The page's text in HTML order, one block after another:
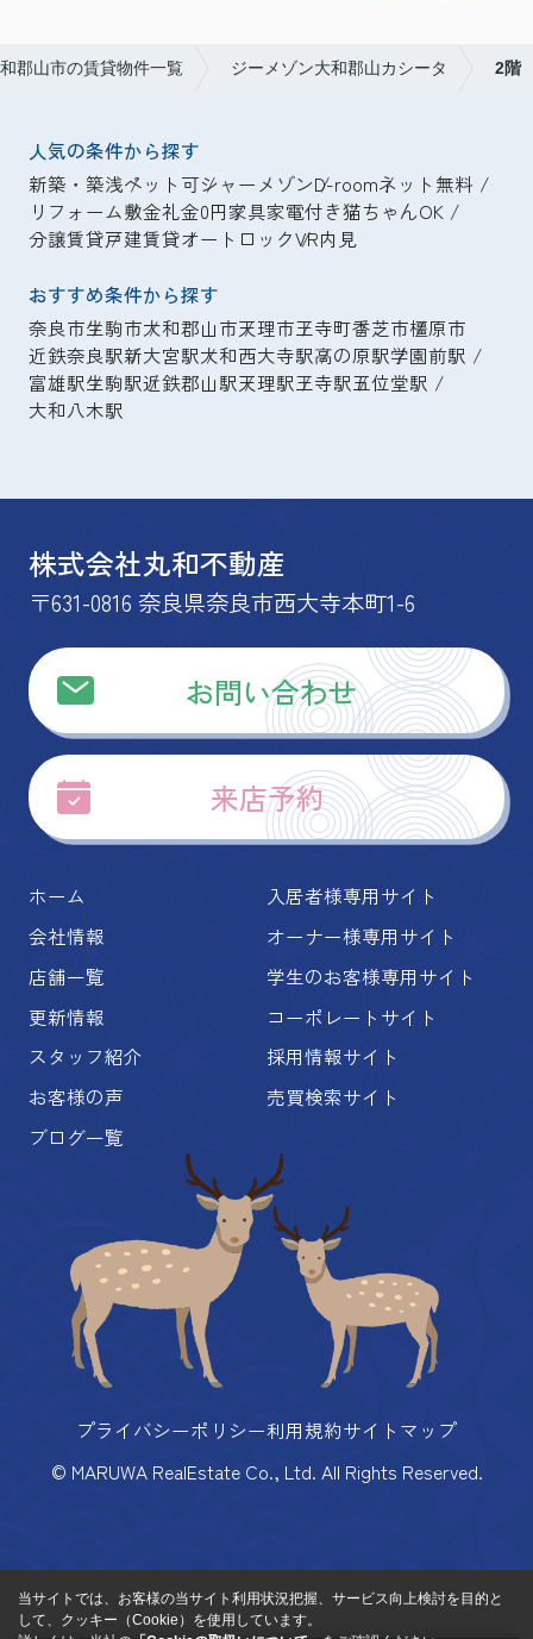
郡山市の賃貸物件一覧 ジーメゾン大和郡山カシータ 2階
人気の条件から探す
新築・築浅ペット可シャーメゾンD-roomネット無料
リフォーム敷金礼金0円家具家電付き猫ちゃんOK
分譲賃貸戸建賃貸オートロックVR内見
おすすめ条件から探す
奈良市生駒市大和郡山市天理市王寺町香芝市橿原市
近鉄奈良駅新大宮駅大和西大寺駅高の原駅学園前駅
富雄駅生駒駅近鉄郡山駅天理駅王寺駅五位堂駅
大和八木駅
株式会社丸和不動産
〒631-0816 奈良県奈良市西大寺本町1-6
お問い合わせ
来店予約
ホーム
会社情報
店舗一覧
更新情報
スタッフ紹介
お客様の声
ブログ一覧
入居者様専用サイト
オーナー様専用サイト
学生のお客様専用サイト
コーポレートサイト
採用情報サイト
売買検索サイト
プライバシーポリシー利用規約サイトマップ
© MARUWA RealEstate Co., Ltd. All Rights Reserved.
当サイトでは、お客様の当サイト利用状況把握、サービス向上検討を目的と
して、クッキー（Cookie）を使用しています。